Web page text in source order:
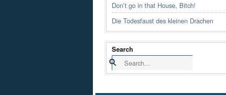
Don’t go in that House, Bitch!
Die Todesfaust des kleinen Drachen
Search